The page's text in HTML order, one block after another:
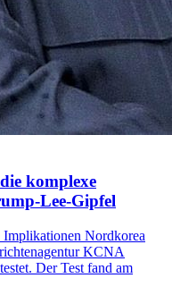
komplexe
Lee-Gipfel
Implikationen Nordkorea
KCNA
Der Test fand am